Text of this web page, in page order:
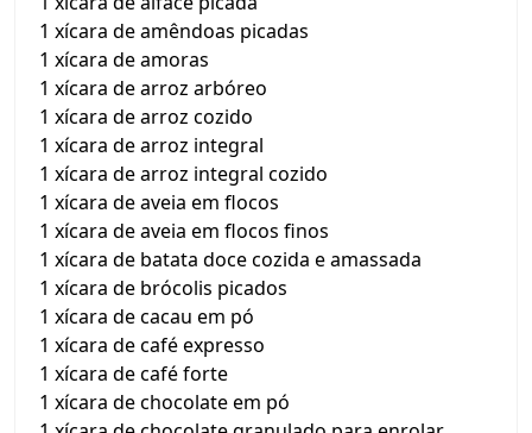
1 xícara de amêndoas picadas
1 xícara de amoras
1 xícara de arroz arbóreo
1 xícara de arroz cozido
1 xícara de arroz integral
1 xícara de arroz integral cozido
1 xícara de aveia em flocos
1 xícara de aveia em flocos finos
1 xícara de batata doce cozida e amassada
1 xícara de brócolis picados
1 xícara de cacau em pó
1 xícara de café expresso
1 xícara de café forte
1 xícara de chocolate em pó